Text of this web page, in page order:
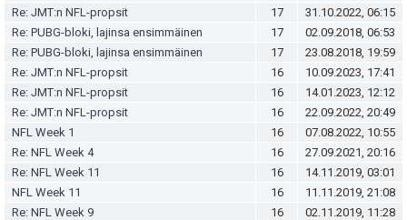
Re: JMT:n NFL-propsit
17
31.10.2022, 06:15
Re: PUBG-bloki, lajinsa ensimmäinen
17
02.09.2018, 06:53
Re: PUBG-bloki, lajinsa ensimmäinen
17
23.08.2018, 19:59
Re: JMT:n NFL-propsit
16
10.09.2023, 17:41
Re: JMT:n NFL-propsit
16
14.01.2023, 12:12
Re: JMT:n NFL-propsit
16
22.09.2022, 20:49
NFL Week 1
16
07.08.2022, 10:55
Re: NFL Week 4
16
27.09.2021, 20:16
Re: NFL Week 11
16
14.11.2019, 03:01
NFL Week 11
16
11.11.2019, 21:08
Re: NFL Week 9
16
02.11.2019, 11:28